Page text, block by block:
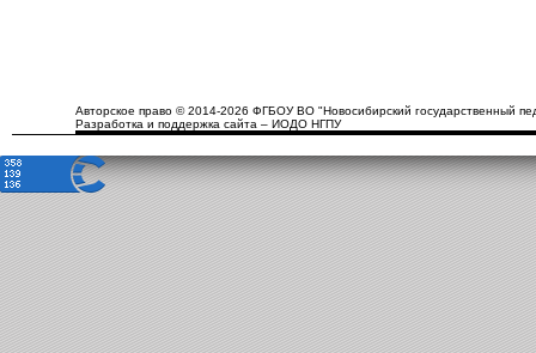
Авторское право © 2014-2026 ФГБОУ ВО "Новосибирский государственный
Разработка и поддержка сайта – ИОДО НГПУ